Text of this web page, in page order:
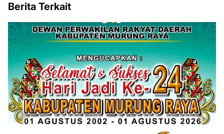
Berita Terkait